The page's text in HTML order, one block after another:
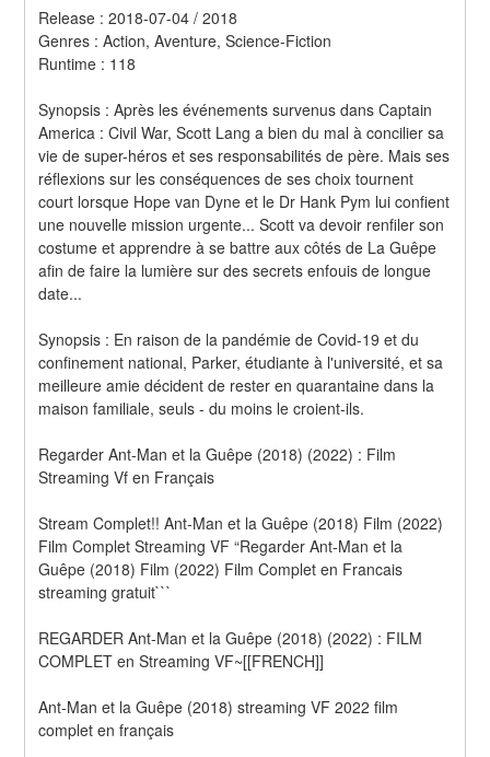
Release : 2018-07-04 / 2018
Genres : Action, Aventure, Science-Fiction
Runtime : 118
Synopsis : Après les événements survenus dans Captain
America : Civil War, Scott Lang a bien du mal à concilier sa
vie de super-héros et ses responsabilités de père. Mais ses
réflexions sur les conséquences de ses choix tournent
court lorsque Hope van Dyne et le Dr Hank Pym lui confient
une nouvelle mission urgente... Scott va devoir renfiler son
costume et apprendre à se battre aux côtés de La Guêpe
afin de faire la lumière sur des secrets enfouis de longue
date...
Synopsis : En raison de la pandémie de Covid-19 et du
confinement national, Parker, étudiante à l'université, et sa
meilleure amie décident de rester en quarantaine dans la
maison familiale, seuls - du moins le croient-ils.
Regarder Ant-Man et la Guêpe (2018) (2022) : Film
Streaming Vf en Français
Stream Complet!! Ant-Man et la Guêpe (2018) Film (2022)
Film Complet Streaming VF “Regarder Ant-Man et la
Guêpe (2018) Film (2022) Film Complet en Francais
streaming gratuit```
REGARDER Ant-Man et la Guêpe (2018) (2022) : FILM
COMPLET en Streaming VF~[[FRENCH]]
Ant-Man et la Guêpe (2018) streaming VF 2022 film
complet en français